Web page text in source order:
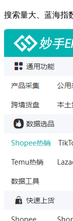
搜索量大、蓝海指